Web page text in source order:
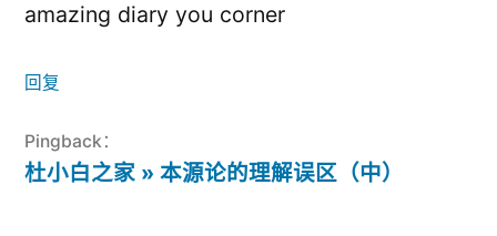
amazing diary you corner
回复
Pingback：
杜小白之家 » 本源论的理解误区（中）